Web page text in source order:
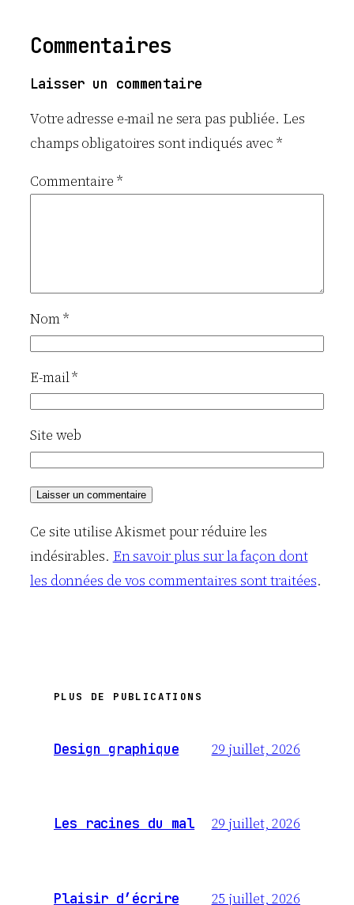
Commentaires
Laisser un commentaire
Votre adresse e-mail ne sera pas publiée. Les
champs obligatoires sont indiqués avec*
Commentaire *
Nom*
E-mail*
Site web
Ce site utilise Akismet pour réduire les
indésirables. En savoir plus sur la façon dont
les données de vos commentaires sont traitées.
PLUS DE PUBLICATIONS
Design graphique 29 juillet, 2026
Les racines du mal 29 juillet, 2026
Plaisir d’écrire 25 juillet, 2026